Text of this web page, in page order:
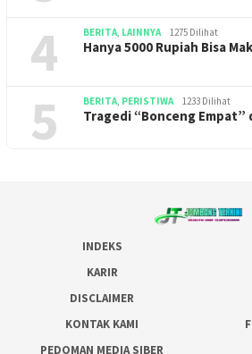
4 BERITA LAINNYA 1275 Dilihat
Hanya 5000 Rupiah Bisa
5 BERITA PERISTIWA 1233 Dilihat
Tragedi “Bonceng Empat”
INDEKS
KARIR
DISCLAIMER
KONTAK KAMI
PEDOMAN MEDIA SIBER